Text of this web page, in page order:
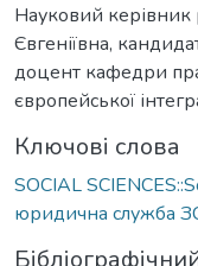
Науковий
Євгеніївна,
доцент кафедри
європейської
Ключові слова
SOCIAL
юридична служба